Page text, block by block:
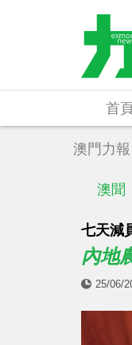
首頁
澳聞
澳門力報
七天減
內地
25/06/